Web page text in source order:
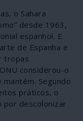
o Sahara
desde 1963,
espanhol. E
de Espanha e
tropas
considerou-o
mantém. Segundo
práticos, o
por descolonizar